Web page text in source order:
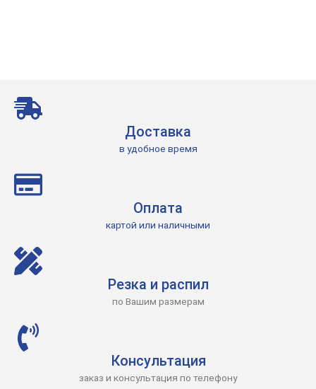
Доставка
в удобное время
Оплата
картой или наличными
Резка и распил
по Вашим размерам
Консультация
заказ и консультация по телефону